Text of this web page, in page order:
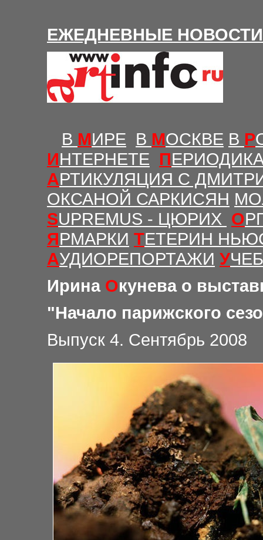
ЕЖЕДНЕВНЫЕ НОВОСТИ
В МИРЕ В МОСКВЕ В Р
ИНТЕРНЕТЕ П
АРТИКУЛЯЦИЯ С
ОКСАНОЙ САРКИСЯН
SUPREMUS - ЦЮРИХ О
ЯРМАРКИ ТЕТЕРИН
АУДИОРЕПОРТАЖИ У
Ирина Окунева о
"Начало парижского
Выпуск 4. Сентябрь 2008